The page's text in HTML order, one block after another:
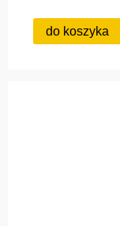
do koszyka